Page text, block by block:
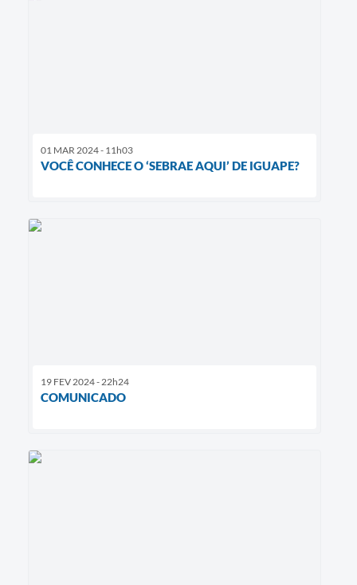
01 MAR 2024 - 11h03
VOCÊ CONHECE O ‘SEBRAE AQUI’ DE IGUAPE?
19 FEV 2024 - 22h24
COMUNICADO